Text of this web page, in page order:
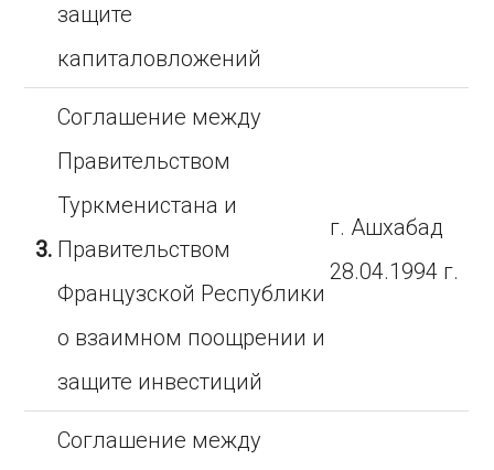
защите
капиталовложений
3.
Соглашение между
Правительством
Туркменистана и
Правительством
Французской Республики
о взаимном поощрении и
защите инвестиций
г. Ашхабад
28.04.1994 г.
Соглашение между